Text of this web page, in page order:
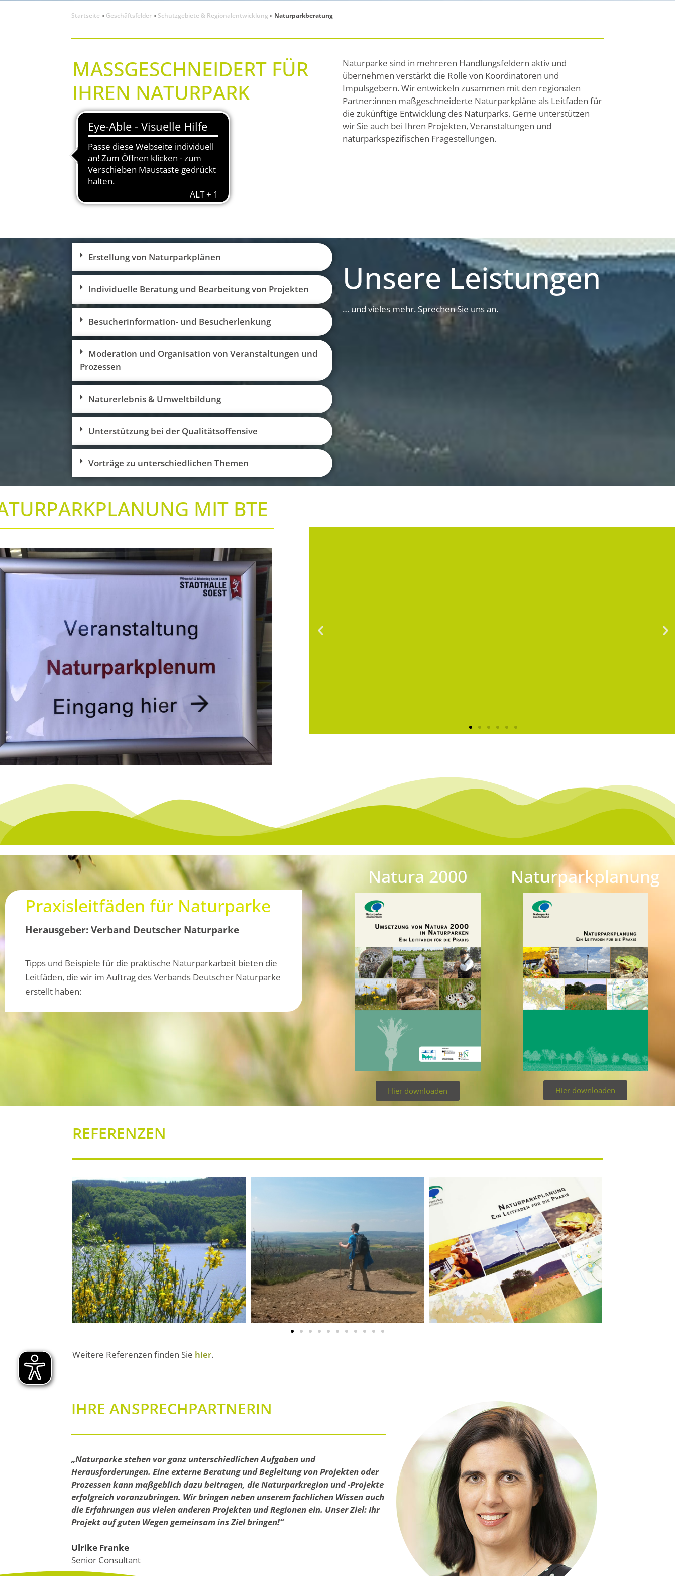
Startseite » Geschäftsfelder» Schutzgebiete & Regionalentwicklung » Naturparkberatung
MASSGESCHNEIDERT FÜR I
HREN NATURPARK
Naturparke sind in mehreren Handlungsfeldern aktiv und
übernehmen verstärkt die Rolle von Koordinatoren und
Impulsgebern. Wir entwickeln zusammen mit den regionalen
Partner:innen maßgeschneiderte Naturparkpläne als Leitfaden für
die zukünftige Entwicklung des Naturparks. Gerne unterstützen
wir Sie auch bei Ihren Projekten, Veranstaltungen und
naturparkspezifischen Fragestellungen.
Erstellung von Naturparkplänen
Individuelle Beratung und Bearbeitung von Projekten
Besucherinformation- und Besucherlenkung
Moderation und Organisation von Veranstaltungen und
Prozessen
Naturerlebnis & Umweltbildung
Unterstützung bei der Qualitätsoffensive
Vorträge zu unterschiedlichen Themen
Unsere Leistungen
… und vieles mehr. Sprechen Sie uns an.
MIT BTE
Wir kennen uns mit
Naturparkplanung aus.
bereits zahlreiche Naturparkpläne für unterschiedliche Regionen in
entwickelt und viele Konzepte und Projekte zu verschiedenen
Naturpark-Themen umgesetzt.
Unsere Naturparkpläne sind
maßgeschneidert.
0815 mögen wir nicht. Denn jeder Naturpark ist anders. Und damit braucht auch
jeder Naturparkplan andere Schwerpunkte und Beteiligungsformen.
Praxisleitfäden für Naturparke
Herausgeber: Verband Deutscher Naturparke
Tipps und Beispiele für die praktische Naturparkarbeit bieten die
Leitfäden, die wir im Auftrag des Verbands Deutscher Naturparke
erstellt haben:
Natura 2000
Hier downloaden
Naturparkplanung
Hier downloaden
REFERENZEN
Weitere Referenzen finden Sie hier.
IHRE ANSPRECHPARTNERIN
„Naturparke stehen vor ganz unterschiedlichen Aufgaben und
Herausforderungen. Eine externe Beratung und Begleitung von Projekten oder
Prozessen kann maßgeblich dazu beitragen, die Naturparkregion und -Projekte
erfolgreich voranzubringen. Wir bringen neben unserem fachlichen Wissen auch
die Erfahrungen aus vielen anderen Projekten und Regionen ein. Unser Ziel: Ihr
Projekt auf guten Wegen gemeinsam ins Ziel bringen!“
Ulrike Franke
Senior Consultant